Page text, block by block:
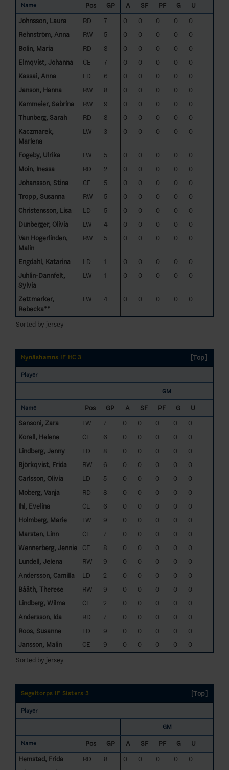
Name Pos GP A SF PF G
U
Johnsson, Laura
RD 7 0 0 0 0
0
Rehnström, Anna
RW 5 0 0 0 0
0
Bolin, Maria
RD 8 0 0 0 0
0
Elmqvist, Johanna
CE 7 0 0 0 0
0
Kassai, Anna
LD 6 0 0 0 0
0
Janson, Hanna
RW 8 0 0 0 0
0
Kammeier, Sabrina
RW 9 0 0 0 0
0
Thunberg, Sarah
RD 8 0 0 0 0
0
Kaczmarek,
Marlena
LW 3 0 0 0 0 0
Fogeby, Ulrika LW 5 0 0 0 0
0
Moin, Inessa
RD 2 0 0 0 0
0
Johansson, Stina
CE 5 0 0 0 0
0
Tropp, Susanna
RW 5 0 0 0 0
0
Christensson, Lisa
LD 5 0 0 0 0
0
Dunberger, Olivia
LW 4 0 0 0 0
0
Van Hogerlinden,
Malin
RW 5 0 0 0 0 0
Engdahl, Katarina LD 1 0 0 0 0
0
Juhlin-Dannfelt,
Sylvia
LW 1 0 0 0 0 0
Zettmarker,
Rebecka**
LW 4 0 0 0 0 0
Sorted by jersey
Nynäshamns IF HC 3 [Top]
Player
GM
Name Pos GP A SF PF G
U
Sansoni, Zara
LW 7 0 0 0 0
0
Korell, Helene
CE 6 0 0 0 0
0
Lindberg, Jenny
LD 8 0 0 0 0
0
Björkqvist, Frida
RW 6 0 0 0 0
0
Carlsson, Olivia
LD 5 0 0 0 0
0
Moberg, Vanja
RD 8 0 0 0 0
0
Ihl, Evelina
CE 6 0 0 0 0
0
Holmberg, Marie
LW 9 0 0 0 0
0
Marsten, Linn
CE 7 0 0 0 0
0
Wennerberg, Jennie
CE 8 0 0 0 0
0
Lundell, Jelena
RW 9 0 0 0 0
0
Andersson, Camilla
LD 2 0 0 0 0
0
Bååth, Therese
RW 9 0 0 0 0
0
Lindberg, Wilma
CE 2 0 0 0 0
0
Andersson, Ida
RD 7 0 0 0 0
0
Roos, Susanne
LD 9 0 0 0 0
0
Jansson, Malin
CE 9 0 0 0 0
0
Sorted by jersey
Segeltorps IF Sisters 3 [Top]
Player
GM
Name Pos GP A SF PF G
U
Hemstad, Frida
RD 8 0 0 0 0
0